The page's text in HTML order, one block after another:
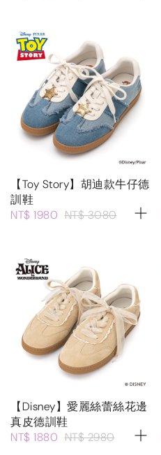
【Toy Story】胡迪款牛仔德
訓鞋
NT$ 1980 NT$ 3080
【Disney】愛麗絲蕾絲花邊
真皮德訓鞋
NT$ 1880 NT$ 2980